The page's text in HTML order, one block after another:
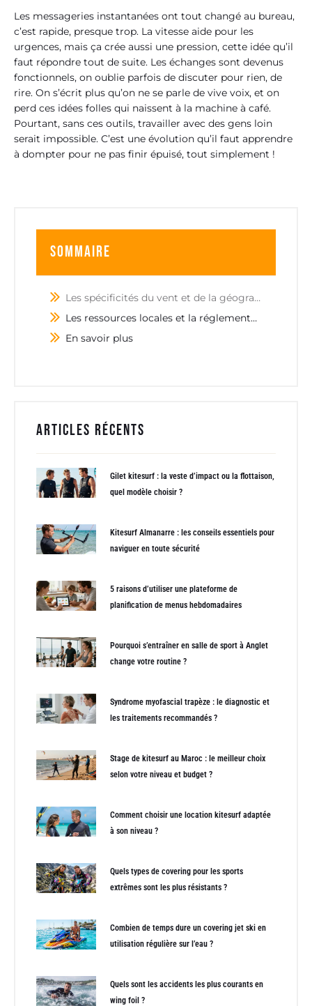
Les messageries instantanées ont tout changé au bureau,
c’est rapide, presque trop. La vitesse aide pour les
urgences, mais ça crée aussi une pression, cette idée qu’il
faut répondre tout de suite. Les échanges sont devenus
fonctionnels, on oublie parfois de discuter pour rien, de
rire. On s’écrit plus qu’on ne se parle de vive voix, et on
perd ces idées folles qui naissent à la machine à café.
Pourtant, sans ces outils, travailler avec des gens loin
serait impossible. C’est une évolution qu’il faut apprendre
à dompter pour ne pas finir épuisé, tout simplement !
Sommaire
Les spécificités du vent et de la géographie définissent le cadre de navigation
Les ressources locales et la réglementation optimisent la sécurité des kitesurfeurs
En savoir plus
Articles récents
Gilet kitesurf : la veste d’impact ou la flottaison,
quel modèle choisir ?
Kitesurf Almanarre : les conseils essentiels pour
naviguer en toute sécurité
5 raisons d’utiliser une plateforme de
planification de menus hebdomadaires
Pourquoi s’entraîner en salle de sport à Anglet
change votre routine ?
Syndrome myofascial trapèze : le diagnostic et
les traitements recommandés ?
Stage de kitesurf au Maroc : le meilleur choix
selon votre niveau et budget ?
Comment choisir une location kitesurf adaptée
à son niveau ?
Quels types de covering pour les sports
extrêmes sont les plus résistants ?
Combien de temps dure un covering jet ski en
utilisation régulière sur l’eau ?
Quels sont les accidents les plus courants en
wing foil ?